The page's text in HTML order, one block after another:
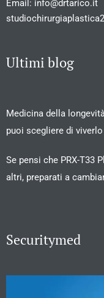
Email: info@drtarico.it
Ultimi blog
Medicina della
puoi scegliere di
Se pensi che PRX-T33
altri, preparati a
Securitymed